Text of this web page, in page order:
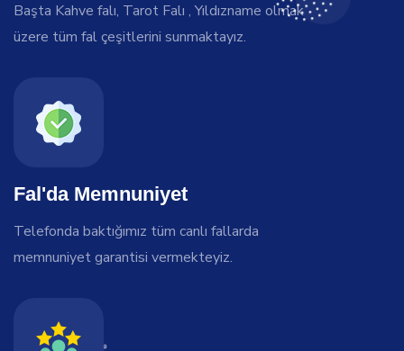
Başta Kahve falı, Tarot Falı , Yıldızname olmak
üzere tüm fal çeşitlerini sunmaktayız.
Fal'da Memnuniyet
Telefonda baktığımız tüm canlı fallarda
memnuniyet garantisi vermekteyiz.